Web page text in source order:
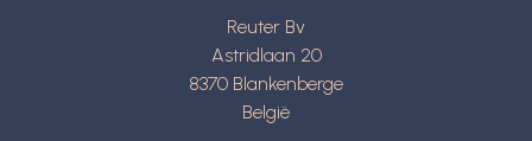
Reuter Bv
Astridlaan 20
8370 Blankenberge
België